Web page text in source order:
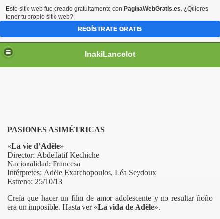
InakiLancelot
PASIONES ASIMÉTRICAS
«La vie d’Adèle»
Director: Abdellatif Kechiche
Nacionalidad: Francesa
Intérpretes: Adèle Exarchopoulos, Léa Seydoux
Estreno: 25/10/13
Creía que hacer un film de amor adolescente y no resultar ñoño
era un imposible. Hasta ver «La vida de Adèle».
Este sitio web fue creado gratuitamente con PaginaWebGratis.es. ¿Quieres
tener tu propio sitio web?
REGÍSTRATE GRATIS